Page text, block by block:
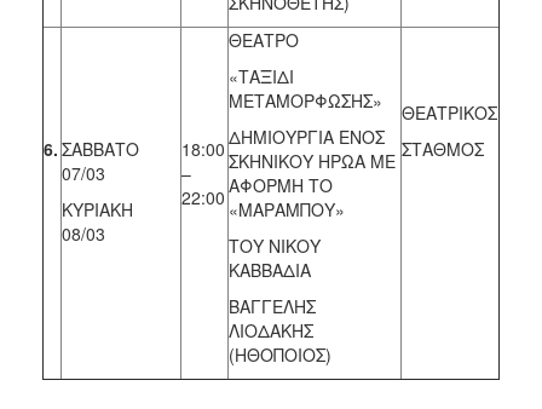
6. ΣΑΒΒΑΤΟ
07/03
ΚΥΡΙΑΚΗ
08/03
18:00
–
22:00
ΘΕΑΤΡΟ
«ΤΑΞΙΔΙ
ΜΕΤΑΜΟΡΦΩΣΗΣ»
ΔΗΜΙΟΥΡΓΙΑ ΕΝΟΣ
ΣΚΗΝΙΚΟΥ ΗΡΩΑ ΜΕ
ΑΦΟΡΜΗ ΤΟ
«ΜΑΡΑΜΠΟΥ»
ΤΟΥ ΝΙΚΟΥ
ΚΑΒΒΑΔΙΑ
ΒΑΓΓΕΛΗΣ
ΛΙΟΔΑΚΗΣ
(ΗΘΟΠΟΙΟΣ)
ΘΕΑΤΡΙΚΟΣ
ΣΤΑΘΜΟΣ